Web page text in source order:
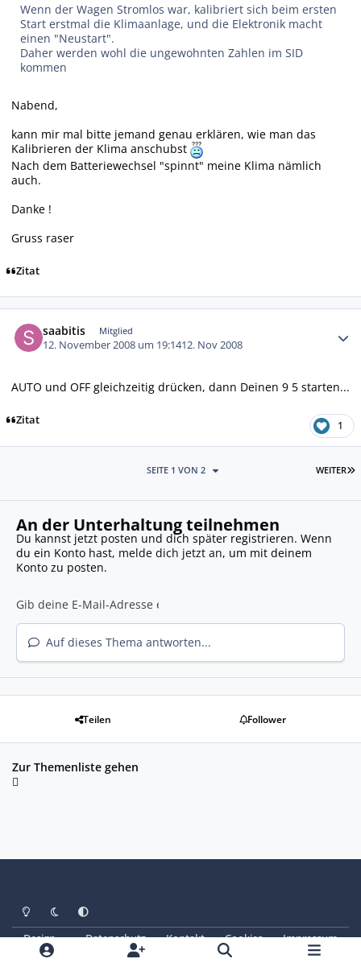
Wenn der Wagen Stromlos war, kalibriert sich beim ersten
Start erstmal die Klimaanlage, und die Elektronik macht
einen "Neustart".
Daher werden wohl die ungewohnten Zahlen im SID
kommen
Nabend,
kann mir mal bitte jemand genau erklären, wie man das
Kalibrieren der Klima anschubst
Nach dem Batteriewechsel "spinnt" meine Klima nämlich
auch.
Danke !
Gruss raser
Zitat
saabitis Mitglied
12. November 2008 um 19:1412. Nov 2008
AUTO und OFF gleichzeitig drücken, dann Deinen 9 5 starten...
Zitat 1
WEITER
SEITE 1 VON 2
An der Unterhaltung teilnehmen
Du kannst jetzt posten und dich später registrieren. Wenn
du ein Konto hast, melde dich jetzt an, um mit deinem
Konto zu posten.
Auf dieses Thema antworten...
Teilen Follower
Zur Themenliste gehen
Heller ModusDunkler Modus
Systemeinstellung
Design Datenschutz Kontakt Cookies
Impressum
© Copyright 2025 - SAABoteure e. V.
Powered by Invision Community